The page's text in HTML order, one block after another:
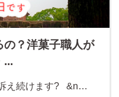
の？洋菓子職人が
...
え続けます? &n…